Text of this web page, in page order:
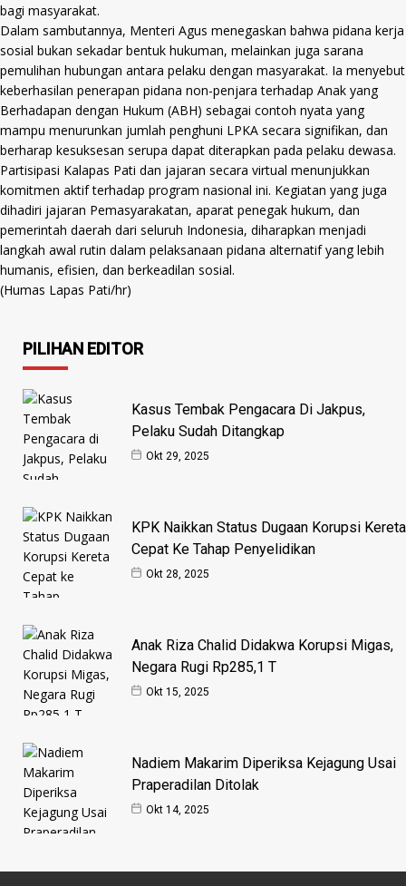
bagi masyarakat.
Dalam sambutannya, Menteri Agus menegaskan bahwa pidana kerja
sosial bukan sekadar bentuk hukuman, melainkan juga sarana
pemulihan hubungan antara pelaku dengan masyarakat. Ia menyebut
keberhasilan penerapan pidana non-penjara terhadap Anak yang
Berhadapan dengan Hukum (ABH) sebagai contoh nyata yang
mampu menurunkan jumlah penghuni LPKA secara signifikan, dan
berharap kesuksesan serupa dapat diterapkan pada pelaku dewasa.
Partisipasi Kalapas Pati dan jajaran secara virtual menunjukkan
komitmen aktif terhadap program nasional ini. Kegiatan yang juga
dihadiri jajaran Pemasyarakatan, aparat penegak hukum, dan
pemerintah daerah dari seluruh Indonesia, diharapkan menjadi
langkah awal rutin dalam pelaksanaan pidana alternatif yang lebih
humanis, efisien, dan berkeadilan sosial.
(Humas Lapas Pati/hr)
PILIHAN EDITOR
Kasus Tembak Pengacara Di Jakpus,
Pelaku Sudah Ditangkap
Okt 29, 2025
KPK Naikkan Status Dugaan Korupsi Kereta
Cepat Ke Tahap Penyelidikan
Okt 28, 2025
Anak Riza Chalid Didakwa Korupsi Migas,
Negara Rugi Rp285,1 T
Okt 15, 2025
Nadiem Makarim Diperiksa Kejagung Usai
Praperadilan Ditolak
Okt 14, 2025